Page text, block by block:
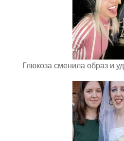
Глюкоза сменила образ и